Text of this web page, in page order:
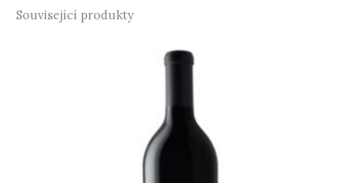
Související produkty